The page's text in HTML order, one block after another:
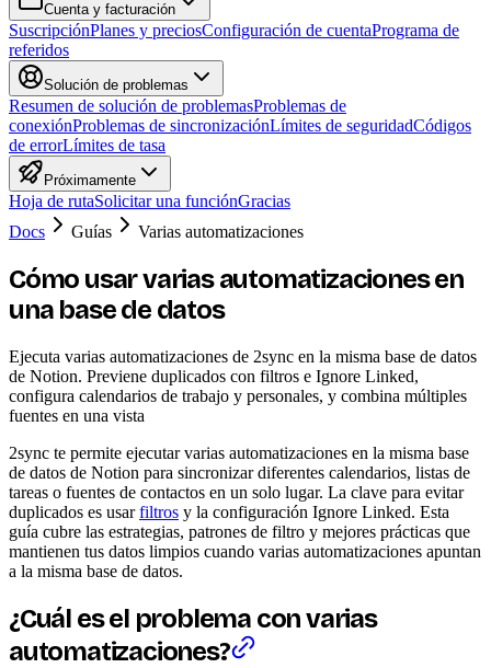
Cuenta y facturación
SuscripciónPlanes y preciosConfiguración de cuentaPrograma de
referidos
Solución de problemas
Resumen de solución de problemasProblemas de
conexiónProblemas de sincronizaciónLímites de seguridadCódigos
de errorLímites de tasa
Próximamente
Hoja de rutaSolicitar una funciónGracias
Docs
Guías Varias automatizaciones
Cómo usar varias automatizaciones en
una base de datos
Ejecuta varias automatizaciones de 2sync en la misma base de datos
de Notion. Previene duplicados con filtros e Ignore Linked,
configura calendarios de trabajo y personales, y combina múltiples
fuentes en una vista
2sync te permite ejecutar varias automatizaciones en la misma base
de datos de Notion para sincronizar diferentes calendarios, listas de
tareas o fuentes de contactos en un solo lugar. La clave para evitar
duplicados es usarfiltros y la configuración Ignore Linked. Esta
guía cubre las estrategias, patrones de filtro y mejores prácticas que
mantienen tus datos limpios cuando varias automatizaciones apuntan
a la misma base de datos.
¿Cuál es el problema con varias
automatizaciones?